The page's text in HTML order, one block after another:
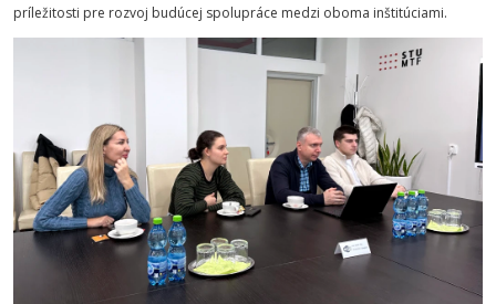
príležitosti pre rozvoj budúcej spolupráce medzi oboma inštitúciami.